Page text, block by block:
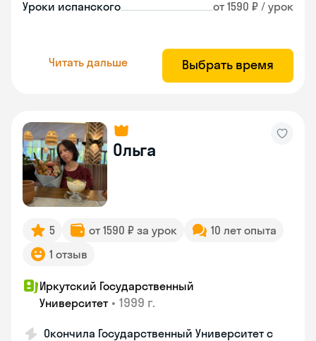
Уроки испанского от 1590 ₽ / урок
Читать дальше Выбрать время
Ольга
5 от 1590 ₽ за урок
10 лет опыта
1 отзыв
Иркутский Государственный
Университет • 1999 г.
Окончила Государственный Университет с